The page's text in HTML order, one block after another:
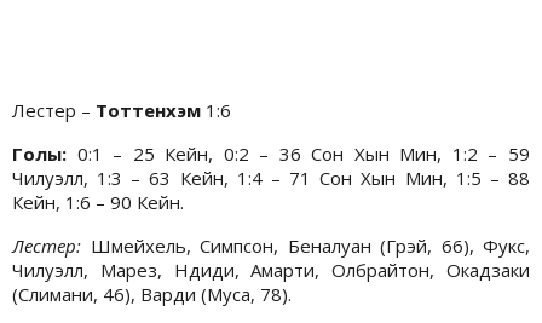
Лестер – Тоттенхэм 1:6
Голы: 0:1 – 25 Кейн, 0:2 – 36 Сон Хын Мин, 1:2 – 59
Чилуэлл, 1:3 – 63 Кейн, 1:4 – 71 Сон Хын Мин, 1:5 – 88
Кейн, 1:6 – 90 Кейн.
Лестер: Шмейхель, Симпсон, Беналуан (Грэй, 66), Фукс,
Чилуэлл, Марез, Ндиди, Амарти, Олбрайтон, Окадзаки
(Слимани, 46), Варди (Муса, 78).